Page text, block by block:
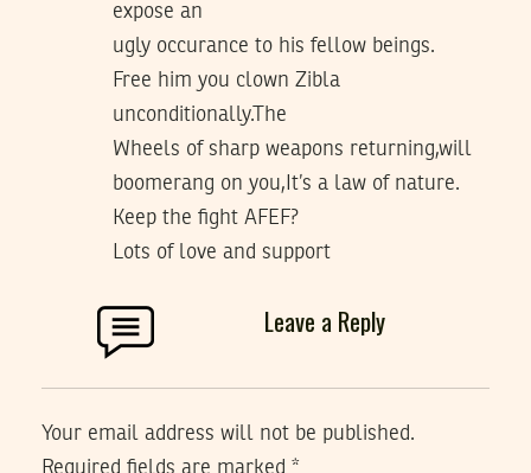
expose an
ugly occurance to his fellow beings.
Free him you clown Zibla
unconditionally.The
Wheels of sharp weapons returning,will
boomerang on you,It’s a law of nature.
Keep the fight AFEF?
Lots of love and support
Leave a Reply
Your email address will not be published.
Required fields are marked *